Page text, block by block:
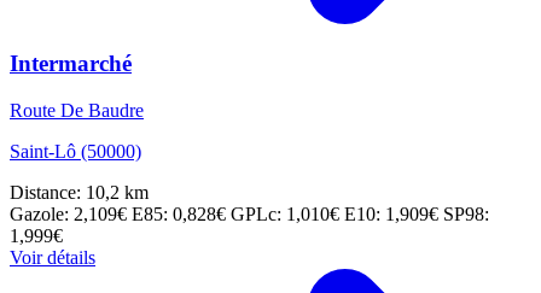
Intermarché
Route De Baudre
Saint-Lô (50000)
Distance: 10,2 km
Gazole: 2,109€ E85: 0,828€ GPLc: 1,010€ E10: 1,909€ SP98:
1,999€
Voir détails